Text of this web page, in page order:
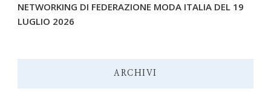
NETWORKING DI FEDERAZIONE MODA ITALIA DEL 19
LUGLIO 2026
ARCHIVI